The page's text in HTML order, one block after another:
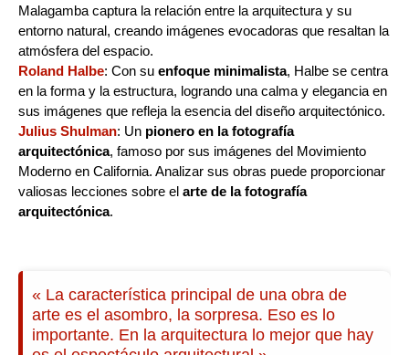
Malagamba captura la relación entre la arquitectura y su
entorno natural, creando imágenes evocadoras que resaltan la
atmósfera del espacio.
Roland Halbe: Con su enfoque minimalista, Halbe se centra
en la forma y la estructura, logrando una calma y elegancia en
sus imágenes que refleja la esencia del diseño arquitectónico.
Julius Shulman: Un pionero en la fotografía
arquitectónica, famoso por sus imágenes del Movimiento
Moderno en California. Analizar sus obras puede proporcionar
valiosas lecciones sobre el arte de la fotografía
arquitectónica.
« La característica principal de una obra de
arte es el asombro, la sorpresa. Eso es lo
importante. En la arquitectura lo mejor que hay